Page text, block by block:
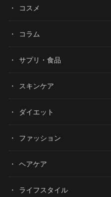
コスメ
コラム
サプリ・食品
スキンケア
ダイエット
ファッション
ヘアケア
ライフスタイル